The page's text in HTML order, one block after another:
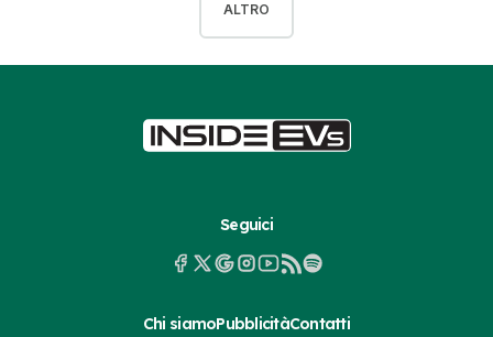
ALTRO
Seguici
Chi siamoPubblicitàContatti